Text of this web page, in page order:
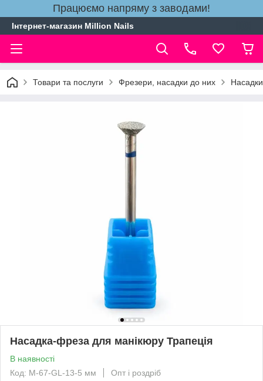
Працюємо напряму з заводами!
Інтернет-магазин Million Nails
Товари та послуги Фрезери, насадки до них
Насадка-фреза для манікюру Трапеція
В наявності
Код: М-67-GL-13-5 мм
Опт і роздріб